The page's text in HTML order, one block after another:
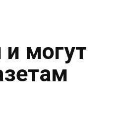
могут